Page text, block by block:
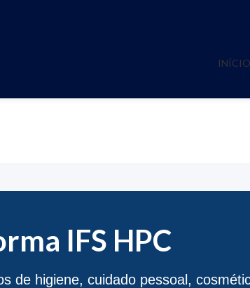
INÍCIO
IFS HPC
IFS HPC
de higiene, cuidado pessoal,